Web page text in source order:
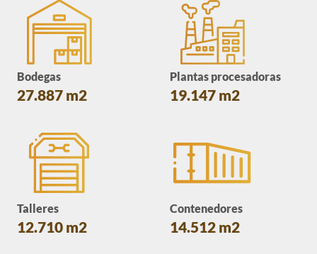
Bodegas
27.887 m2
Plantas procesadoras
19.147 m2
Talleres
12.710 m2
Contenedores
14.512 m2